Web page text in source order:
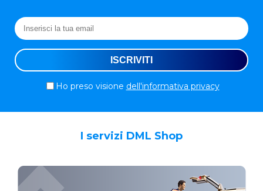
Ho preso visione dell'informativa privacy
I servizi DML Shop